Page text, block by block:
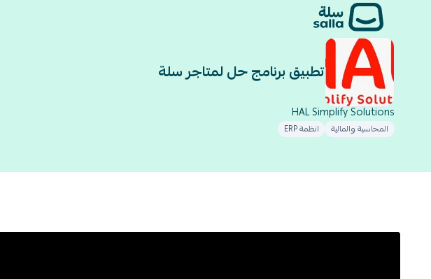
تطبيق برنامج حل لمتاجر سلة
HAL Simplify Solutions
المحاسبة والمالية انظمة ERP